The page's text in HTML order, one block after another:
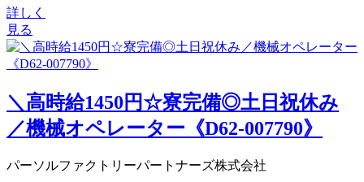
詳しく
見る
＼高時給1450円☆寮完備◎土日祝休み
／機械オペレーター《D62-007790》
パーソルファクトリーパートナーズ株式会社